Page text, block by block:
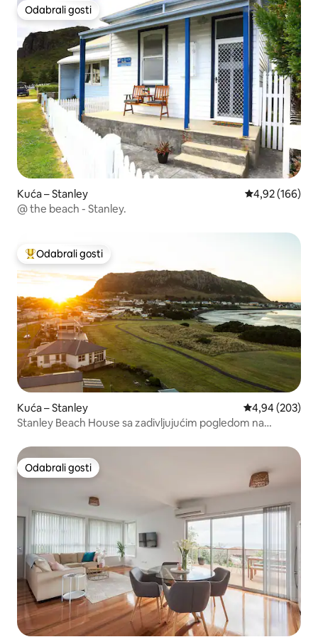
Odabrali gosti
Odabrali gosti
Kuća – Stanley Prosječna
4,92 (166)
@ the beach - Stanley.
Među najviše rangiranima s oznakom „Odabrali gosti”
Odabrali gosti
Kuća – Stanley Prosječna
4,94 (203)
Stanley Beach House sa zadivljujućim pogledom na
Odabrali gosti
Odabrali gosti